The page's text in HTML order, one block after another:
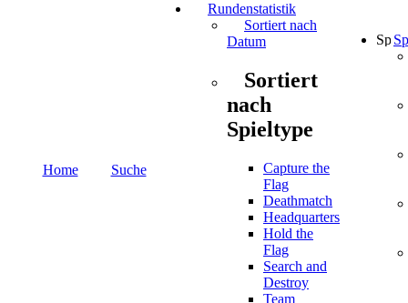
Home Suche
Rundenstatistik
Sortiert nach
Datum
Sortiert
nach
Spieltype
Capture the
Flag
Deathmatch
Headquarters
Hold the
Flag
Search and
Destroy
Team